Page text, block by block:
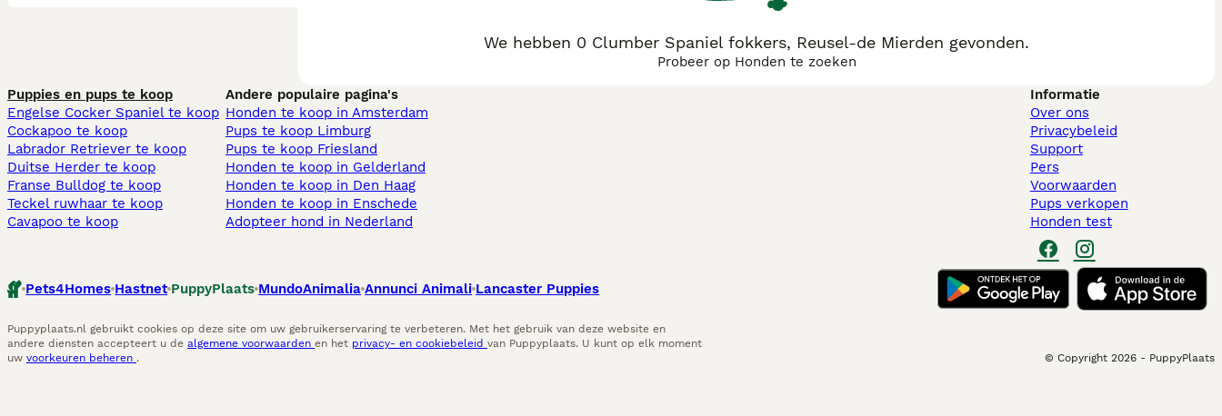
We hebben 0 Clumber Spaniel fokkers, Reusel-de Mierden gevonden.
Probeer op Honden te zoeken
Puppies en pups te koop
Engelse Cocker Spaniel te koop
Cockapoo te koop
Labrador Retriever te koop
Duitse Herder te koop
Franse Bulldog te koop
Teckel ruwhaar te koop
Cavapoo te koop
Andere populaire pagina's
Honden te koop in Amsterdam
Pups te koop Limburg​
Pups te koop Friesland​
Honden te koop in Gelderland
Honden te koop in Den Haag
Honden te koop in Enschede
Adopteer hond in Nederland
Informatie
Over ons
Privacybeleid
Support
Pers
Voorwaarden
Pups verkopen
Honden test
Pets4Homes Hastnet PuppyPlaats MundoAnimalia Annunci Animali Lancaster Puppies
Puppyplaats.nl gebruikt cookies op deze site om uw gebruikerservaring te verbeteren. Met het gebruik van deze website en
andere diensten accepteert u de algemene voorwaarden en het privacy- en cookiebeleid van Puppyplaats. U kunt op elk moment
uw voorkeuren beheren . © Copyright 2026 - PuppyPlaats